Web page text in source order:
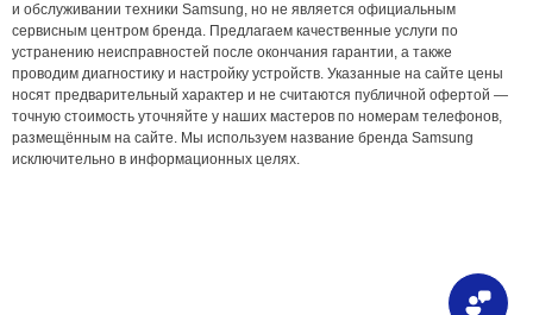
и обслуживании техники Samsung, но не является официальным
сервисным центром бренда. Предлагаем качественные услуги по
устранению неисправностей после окончания гарантии, а также
проводим диагностику и настройку устройств. Указанные на сайте цены
носят предварительный характер и не считаются публичной офертой —
точную стоимость уточняйте у наших мастеров по номерам телефонов,
размещённым на сайте. Мы используем название бренда Samsung
исключительно в информационных целях.